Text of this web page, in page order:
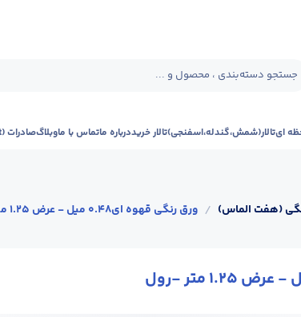
جستجو دسته‌بندی ، محصول و ...
ایتالار(شمش،گندله،اسفنجی)تالار خریددرباره ماتماس با ماوبلاگصادرات (Export)
(هفت الماس) / ورق رنگی قهوه ای0.48 میل - عرض 1.25 متر -رول